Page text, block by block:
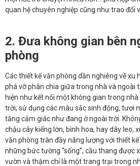
quan hệ chuyên nghiệp cũng như trao đổi
2. Đưa không gian bên
phòng
Các thiết kế văn phòng dần nghiêng về xu
phá vỡ phân chia giữa trong nhà và ngoài
hiện như kết nối một không gian trong
trời; sử dụng các màu sắc sinh động, tươi
tăng cảm giác như đang ở ngoài trời.
chậu cây kiểng lớn, bình hoa, hay dây leo,
văn phòng tràn đầy năng lượng với thiết
những bức tường “sống”, cầu thang được
vườn và thậm chí là một trang trại trong